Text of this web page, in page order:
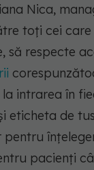
Nica,
toți cei care
să respecte
la intrarea în
eticheta de
pacienți